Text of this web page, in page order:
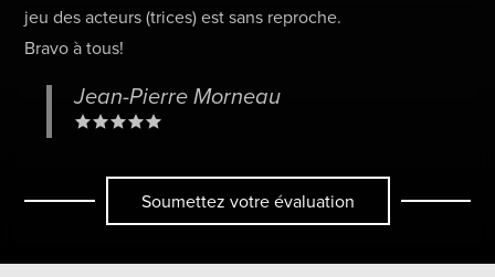
jeu des acteurs (trices) est sans reproche.
Bravo à tous!
Jean-Pierre Morneau
Soumettez votre évaluation